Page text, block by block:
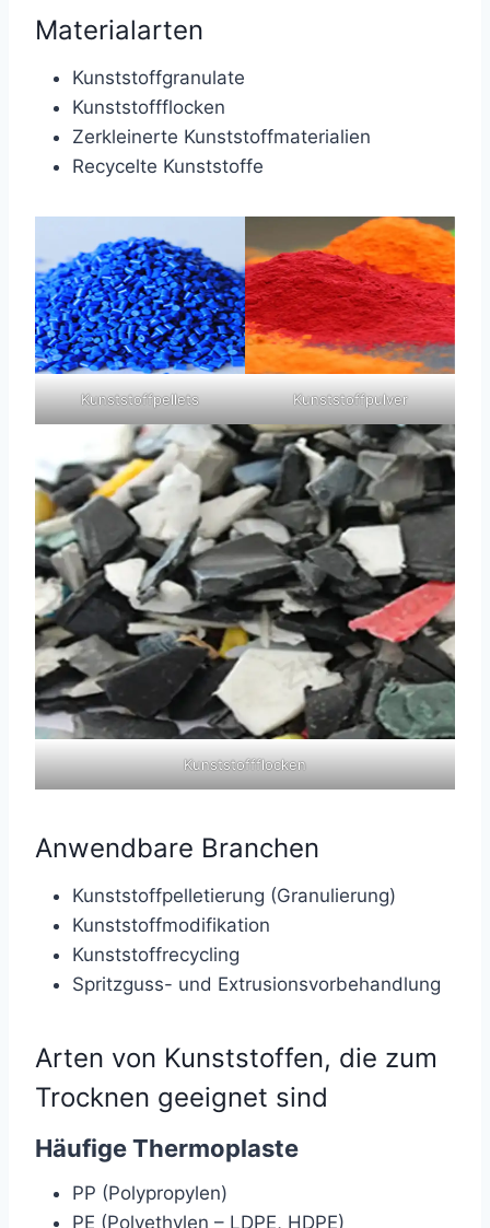
Materialarten
Kunststoffgranulate
Kunststoffflocken
Zerkleinerte Kunststoffmaterialien
Recycelte Kunststoffe
Kunststoffpellets Kunststoffpulver
Kunststoffflocken
Anwendbare Branchen
Kunststoffpelletierung (Granulierung)
Kunststoffmodifikation
Kunststoffrecycling
Spritzguss- und Extrusionsvorbehandlung
Arten von Kunststoffen, die zum
Trocknen geeignet sind
Häufige Thermoplaste
PP (Polypropylen)
PE (Polyethylen – LDPE, HDPE)